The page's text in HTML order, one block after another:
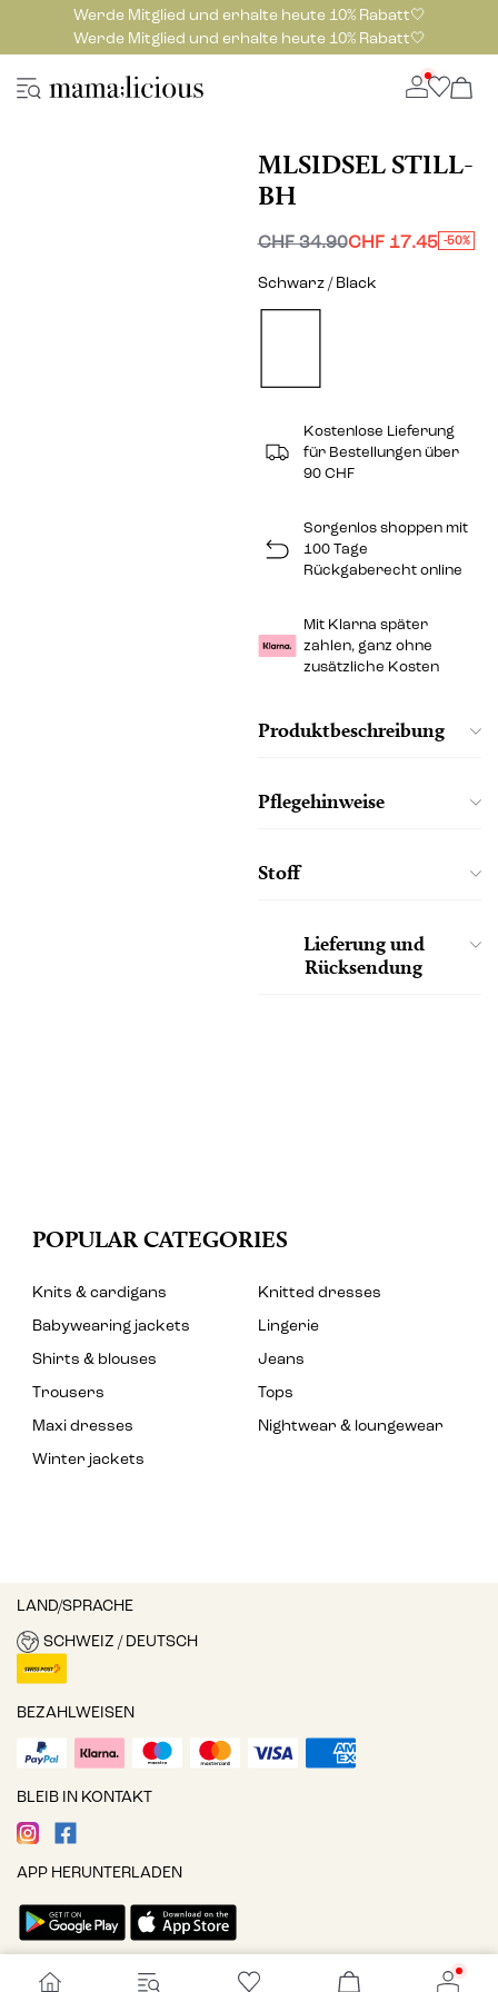
Werde Mitglied und erhalte heute 10% Rabatt🤍
Werde Mitglied und erhalte heute 10% Rabatt🤍
MLSIDSEL STILL-
BH
CHF 34.90CHF 17.45 -50%
Schwarz / Black
Kostenlose Lieferung
für Bestellungen über
90 CHF
Sorgenlos shoppen mit
100 Tage
Rückgaberecht online
Mit Klarna später
zahlen, ganz ohne
zusätzliche Kosten
Produktbeschreibung
Pflegehinweise
Stoff
Lieferung und
Rücksendung
POPULAR CATEGORIES
Knits & cardigans
Knitted dresses
Babywearing jackets
Lingerie
Shirts & blouses
Jeans
Trousers
Tops
Maxi dresses
Nightwear & loungewear
Winter jackets
LAND/SPRACHE
SCHWEIZ / DEUTSCH
BEZAHLWEISEN
BLEIB IN KONTAKT
APP HERUNTERLADEN